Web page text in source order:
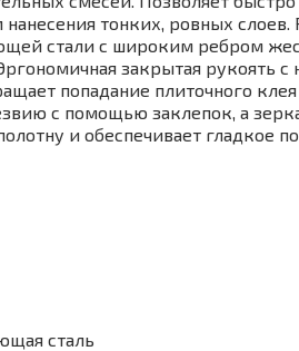
тонких, ровных слоев.
стали с широким ребром
закрытая рукоять
попадание плиточного
с помощью заклепок, а
и обеспечивает гладкое
сталь